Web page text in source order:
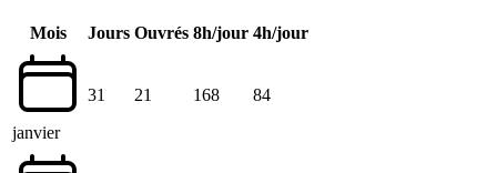
Mois Jours Ouvrés 8h/jour 4h/jour
janvier
31 21 168 84